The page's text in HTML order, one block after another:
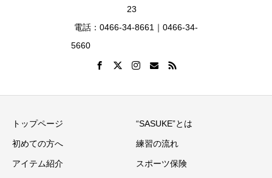
23
電話：0466-34-8661｜0466-34-
5660
トップページ “SASUKE”とは
初めての方へ 練習の流れ
アイテム紹介 スポーツ保険